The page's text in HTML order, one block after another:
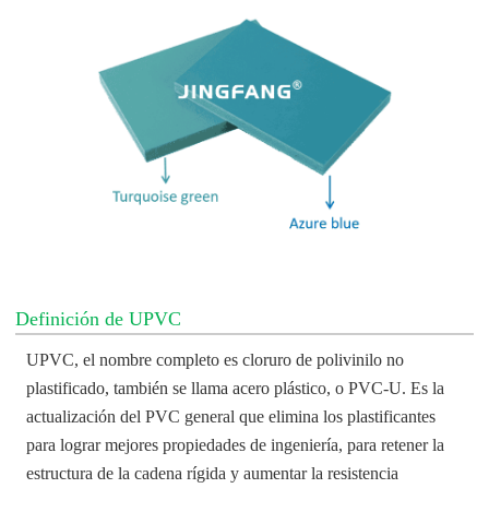
Definición de UPVC
UPVC, el nombre completo es cloruro de polivinilo no
plastificado, también se llama acero plástico, o PVC-U. Es la
actualización del PVC general que elimina los plastificantes
para lograr mejores propiedades de ingeniería, para retener la
estructura de la cadena rígida y aumentar la resistencia